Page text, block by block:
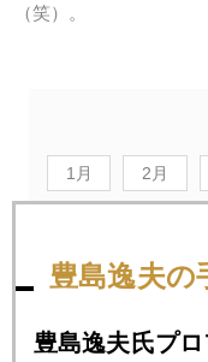
（笑）。
1月 2月
金、１９００ドル回
豊島逸夫の
豊島逸夫氏プ